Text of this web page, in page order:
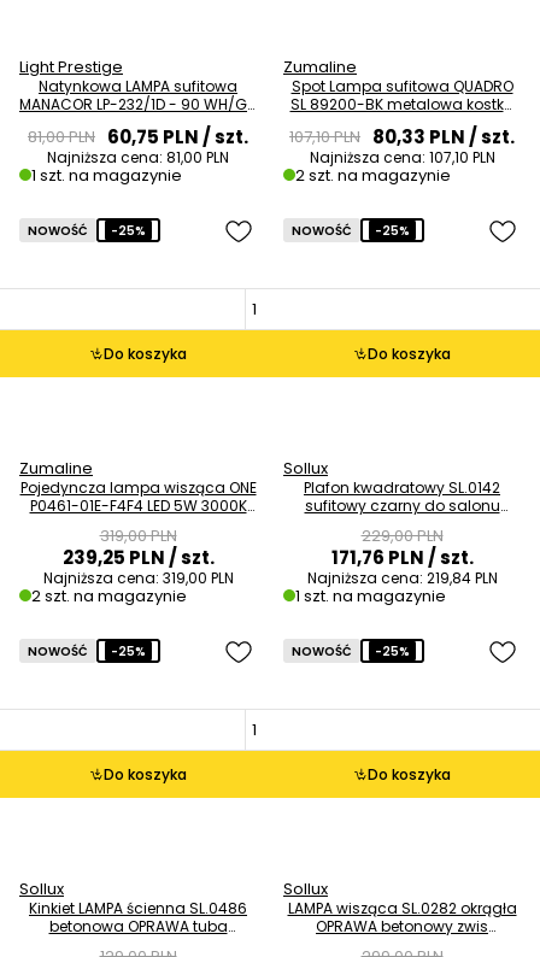
Light Prestige
Natynkowa LAMPA sufitowa
MANACOR LP-232/1D - 90 WH/GD
tuba downlight biały złoty
OUTLET
81,00 PLN 60,75 PLN/ szt.
Najniższa cena: 81,00 PLN
1 szt. na magazynie
Zumaline
Spot Lampa sufitowa QUADRO
SL 89200-BK metalowa kostka
cube czarna OUTLET
107,10 PLN 80,33 PLN/ szt.
Najniższa cena: 107,10 PLN
2 szt. na magazynie
Do koszyka
NOWOŚĆ -25%
Zumaline
Pojedyncza lampa wisząca ONE
P0461-01E-F4F4 LED 5W 3000K
319,00 PLN
239,25 PLN/ szt.
Najniższa cena: 319,00 PLN
2 szt. na magazynie
Do koszyka
NOWOŚĆ -25%
Sollux
Plafon kwadratowy SL.0142
sufitowy czarny do salonu
229,00 PLN
171,76 PLN/ szt.
Najniższa cena: 219,84 PLN
1 szt. na magazynie
Do koszyka
NOWOŚĆ -25%
Sollux
Kinkiet LAMPA ścienna SL.0486
betonowa OPRAWA tuba
Do koszyka
NOWOŚĆ -25%
Sollux
LAMPA wisząca SL.0282 okrągła
OPRAWA betonowy zwis